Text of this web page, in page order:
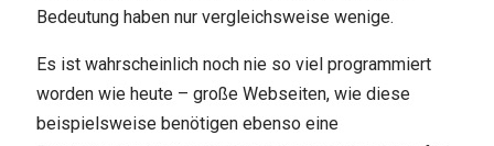
Bedeutung haben nur vergleichsweise wenige.
Es ist wahrscheinlich noch nie so viel programmiert
worden wie heute – große Webseiten, wie diese
beispielsweise benötigen ebenso eine